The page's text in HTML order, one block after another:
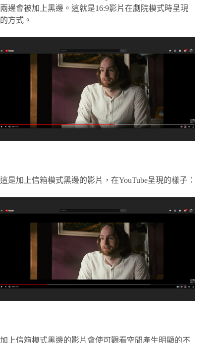
兩邊會被加上黑邊。這就是16:9影片在劇院模式時呈現
的方式。
這是加上信箱模式黑邊的影片，在YouTube呈現的樣子：
加上信箱模式黑邊的影片會使可觀看空間產生明顯的不